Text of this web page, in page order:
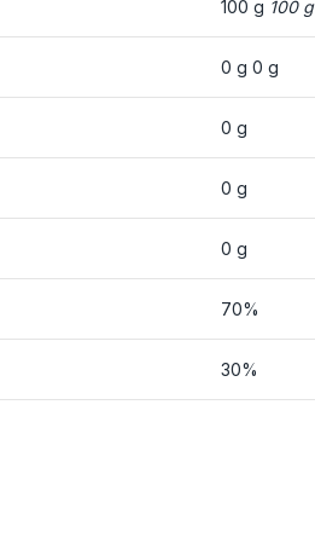
100 g 100 g
0 g 0 g
0 g
0 g
0 g
70%
30%